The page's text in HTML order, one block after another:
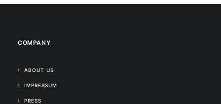
COMPANY
ABOUT US
IMPRESSUM
PRESS